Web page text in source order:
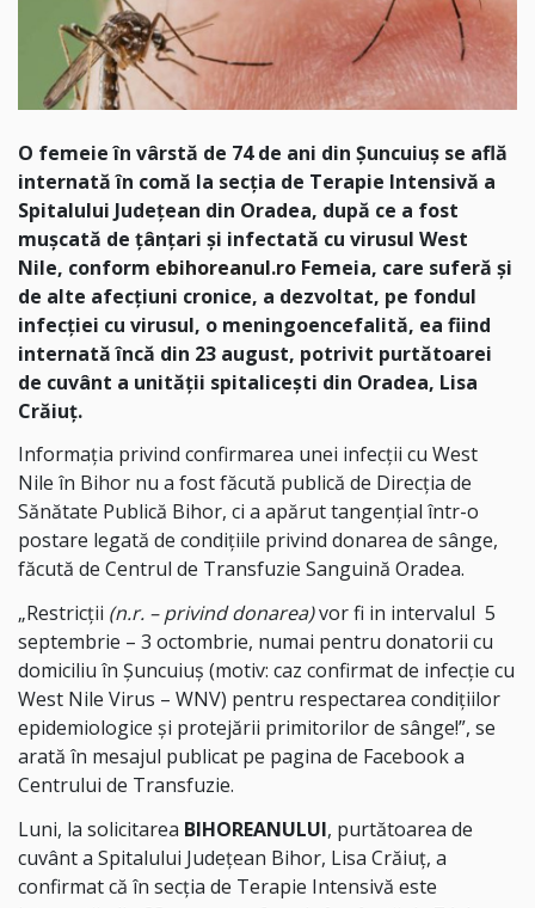
O femeie în vârstă de 74 de ani din Șuncuiuș se află
internată în comă la secția de Terapie Intensivă a
Spitalului Județean din Oradea, după ce a fost
mușcată de țânțari și infectată cu virusul West
Nile, conform ebihoreanul.ro Femeia, care suferă și
de alte afecțiuni cronice, a dezvoltat, pe fondul
infecției cu virusul, o meningoencefalită, ea fiind
internată încă din 23 august, potrivit purtătoarei
de cuvânt a unității spitalicești din Oradea, Lisa
Crăiuț.
Informația privind confirmarea unei infecții cu West
Nile în Bihor nu a fost făcută publică de Direcția de
Sănătate Publică Bihor, ci a apărut tangențial într-o
postare legată de condițiile privind donarea de sânge,
făcută de Centrul de Transfuzie Sanguină Oradea.
„Restricții (n.r. – privind donarea)vor fi in intervalul 5
septembrie – 3 octombrie, numai pentru donatorii cu
domiciliu în Șuncuiuș (motiv: caz confirmat de infecție cu
West Nile Virus – WNV) pentru respectarea condițiilor
epidemiologice și protejării primitorilor de sânge!”, se
arată în mesajul publicat pe pagina de Facebook a
Centrului de Transfuzie.
Luni, la solicitarea BIHOREANULUI, purtătoarea de
cuvânt a Spitalului Județean Bihor, Lisa Crăiuț, a
confirmat că în secția de Terapie Intensivă este